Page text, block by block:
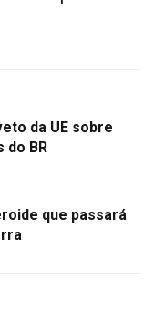
da UE sobre
do BR
que passará